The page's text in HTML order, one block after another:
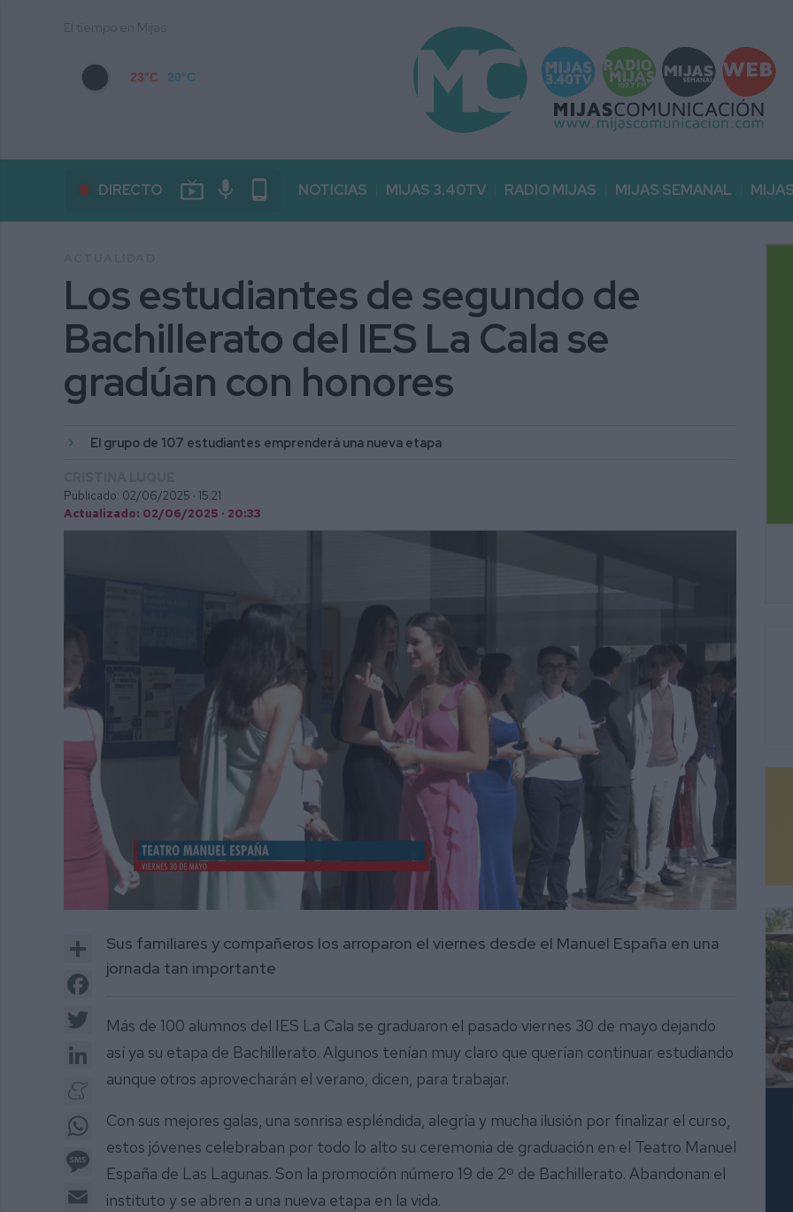
23°C 20°C
DIRECTO live_tv mic phone_android NOTICIAS MIJAS 3.40TV RADIO MIJAS MIJAS SEMANAL
Los estudiantes de segundo de
Bachillerato del IES La Cala se
gradúan con honores
El grupo de 107 estudiantes emprenderá una nueva etapa
Publicado: 02/06/2025 · 15:21
Actualizado: 02/06/2025 · 20:33
2
minutes,
34
seconds
Share
Facebook
LinkedIn
Meneame
WhatsApp
Message
Sus familiares y compañeros los arroparon el viernes desde el Manuel España en una
jornada tan importante
Más de 100 alumnos del IES La Cala se graduaron el pasado viernes 30 de mayo dejando
así ya su etapa de Bachillerato. Algunos tenían muy claro que querían continuar estudiando
aunque otros aprovecharán el verano, dicen, para trabajar.
Con sus mejores galas, una sonrisa espléndida, alegría y mucha ilusión por finalizar el curso,
estos jóvenes celebraban por todo lo alto su ceremonia de graduación en el Teatro Manuel
España de Las Lagunas. Son la promoción número 19 de 2º de Bachillerato. Abandonan el
instituto y se abren a una nueva etapa en la vida.